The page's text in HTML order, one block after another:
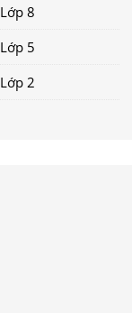
Lớp 8
Lớp 5
Lớp 2